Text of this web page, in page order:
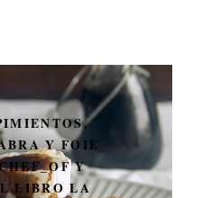
Y FOIE
Y
LIBRO LA